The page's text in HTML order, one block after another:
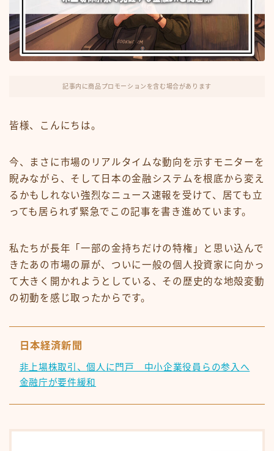
投資・株
FX・仮想通貨
リスキング・ラーニング
記事内に商品プロモーションを含む場合があります
皆様、こんにちは。
今、まさに市場のリアルタイムな動向を示すモニターを
睨みながら、そして日本の金融システムを根底から変え
るかもしれない強烈なニュース速報を受けて、居ても立
っても居られず緊急でこの記事を書き進めています。
私たちが長年「一部の金持ちだけの特権」と思い込んで
きたあの市場の扉が、ついに一般の個人投資家に向かっ
て大きく開かれようとしている、その歴史的な地殻変動
の初動を感じ取ったからです。
日本経済新聞
非上場株取引、個人に門戸 中小企業役員らの参入へ
金融庁が要件緩和